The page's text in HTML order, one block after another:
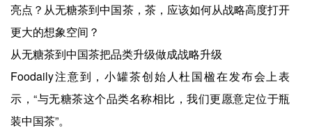
亮点？从无糖茶到中国茶，茶，应该如何从战略高度打开
更大的想象空间？
从无糖茶到中国茶把品类升级做成战略升级
Foodaily注意到，小罐茶创始人杜国楹在发布会上表
示，“与无糖茶这个品类名称相比，我们更愿意定位于瓶
装中国茶”。